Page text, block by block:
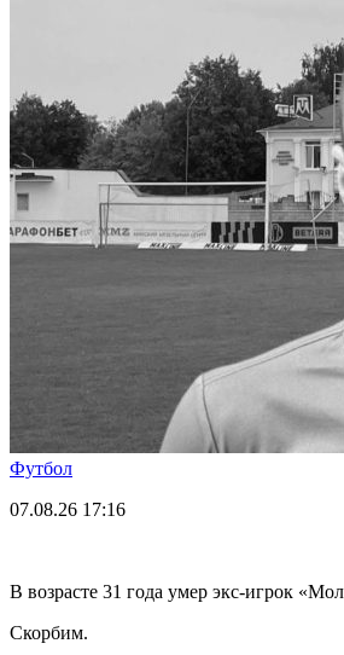
Футбол
07.08.26 17:16
В возрасте 31 года умер экс-игрок
Скорбим.